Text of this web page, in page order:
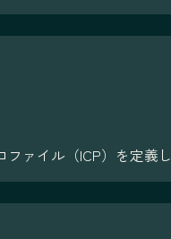
ァイル（ICP）を定義